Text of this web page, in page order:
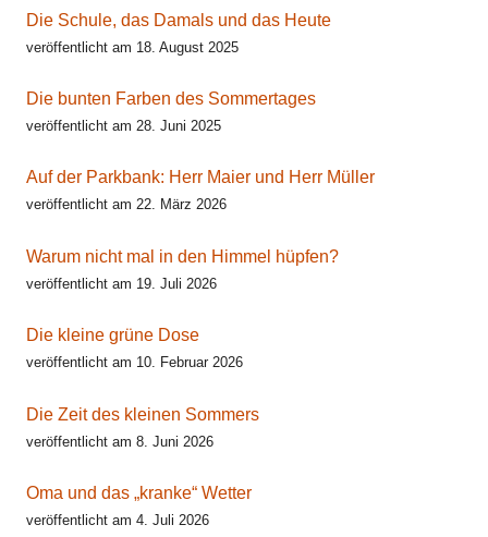
Die Schule, das Damals und das Heute
veröffentlicht am 18. August 2025
Die bunten Farben des Sommertages
veröffentlicht am 28. Juni 2025
Auf der Parkbank: Herr Maier und Herr Müller
veröffentlicht am 22. März 2026
Warum nicht mal in den Himmel hüpfen?
veröffentlicht am 19. Juli 2026
Die kleine grüne Dose
veröffentlicht am 10. Februar 2026
Die Zeit des kleinen Sommers
veröffentlicht am 8. Juni 2026
Oma und das „kranke“ Wetter
veröffentlicht am 4. Juli 2026